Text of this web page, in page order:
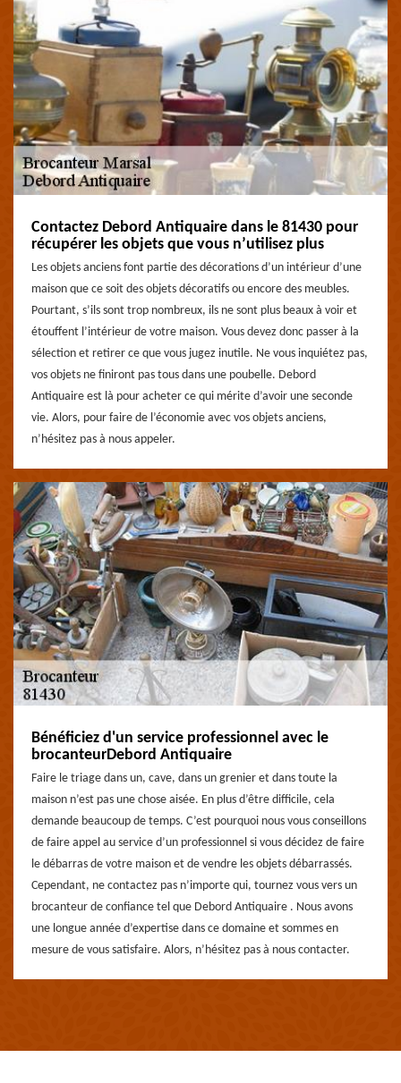
Contactez Debord Antiquaire dans le 81430 pour
récupérer les objets que vous n’utilisez plus
Les objets anciens font partie des décorations d’un intérieur d’une
maison que ce soit des objets décoratifs ou encore des meubles.
Pourtant, s’ils sont trop nombreux, ils ne sont plus beaux à voir et
étouffent l’intérieur de votre maison. Vous devez donc passer à la
sélection et retirer ce que vous jugez inutile. Ne vous inquiétez pas,
vos objets ne finiront pas tous dans une poubelle. Debord
Antiquaire est là pour acheter ce qui mérite d’avoir une seconde
vie. Alors, pour faire de l’économie avec vos objets anciens,
n’hésitez pas à nous appeler.
Bénéficiez d'un service professionnel avec le
brocanteurDebord Antiquaire
Faire le triage dans un, cave, dans un grenier et dans toute la
maison n’est pas une chose aisée. En plus d’être difficile, cela
demande beaucoup de temps. C’est pourquoi nous vous conseillons
de faire appel au service d’un professionnel si vous décidez de faire
le débarras de votre maison et de vendre les objets débarrassés.
Cependant, ne contactez pas n’importe qui, tournez vous vers un
brocanteur de confiance tel que Debord Antiquaire . Nous avons
une longue année d’expertise dans ce domaine et sommes en
mesure de vous satisfaire. Alors, n’hésitez pas à nous contacter.